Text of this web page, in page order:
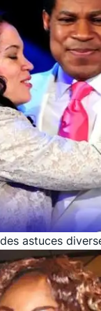
astuces